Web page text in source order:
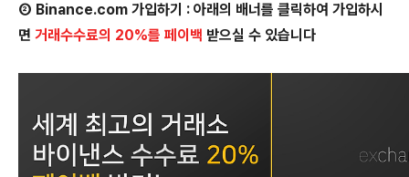
② Binance.com 가입하기 : 아래의 배너를 클릭하여 가입하시
면 거래수수료의 20%를 페이백 받으실 수 있습니다